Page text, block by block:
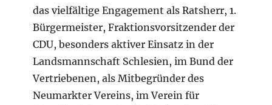
das vielfältige Engagement als Ratsherr, 1.
Bürgermeister, Fraktionsvorsitzender der
CDU, besonders aktiver Einsatz in der
Landsmannschaft Schlesien, im Bund der
Vertriebenen, als Mitbegründer des
Neumarkter Vereins, im Verein für